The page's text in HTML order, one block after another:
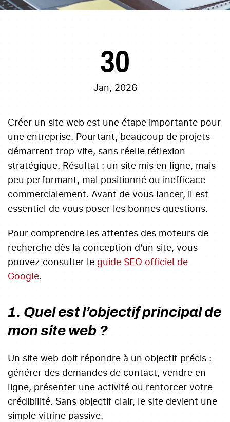
30
Jan, 2026
Créer un site web est une étape importante pour
une entreprise. Pourtant, beaucoup de projets
démarrent trop vite, sans réelle réflexion
stratégique. Résultat : un site mis en ligne, mais
peu performant, mal positionné ou inefficace
commercialement. Avant de vous lancer, il est
essentiel de vous poser les bonnes questions.
Pour comprendre les attentes des moteurs de
recherche dès la conception d’un site, vous
pouvez consulter le guide SEO officiel de
Google.
1. Quel est l’objectif principal de
mon site web ?
Un site web doit répondre à un objectif précis :
générer des demandes de contact, vendre en
ligne, présenter une activité ou renforcer votre
crédibilité. Sans objectif clair, le site devient une
simple vitrine passive.